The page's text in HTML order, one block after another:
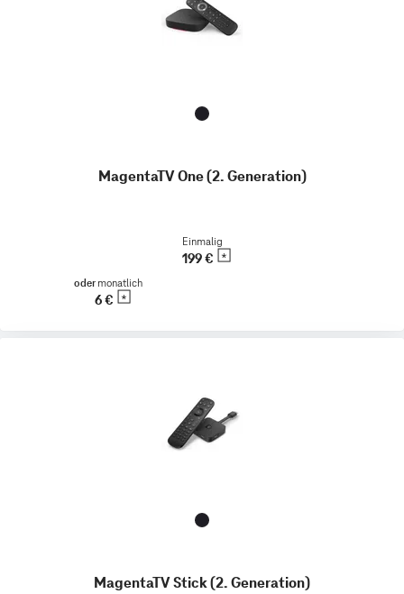
MagentaTV One (2. Generation)
Einmalig
199 €
oder monatlich
6 €
MagentaTV Stick (2. Generation)